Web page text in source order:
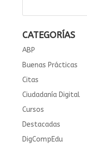
CATEGORÍAS
ABP
Buenas Prácticas
Citas
Ciudadanía Digital
Cursos
Destacadas
DigCompEdu